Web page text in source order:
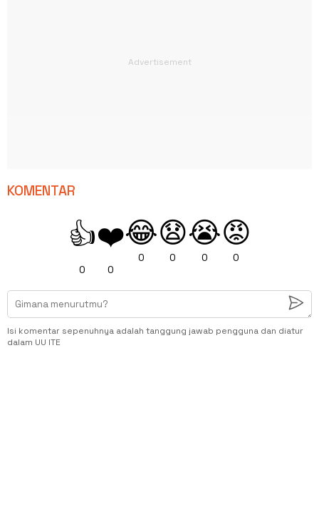
KOMENTAR
👍
0
❤️
0
😂
0
😧
0
😭
0
😡
0
Isi komentar sepenuhnya adalah tanggung jawab pengguna dan diatur
dalam UU ITE